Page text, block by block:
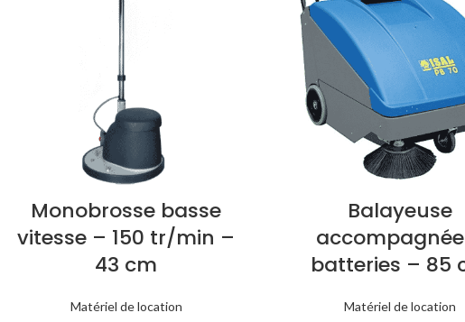
Monobrosse basse
vitesse – 150 tr/min –
43 cm
Matériel de location
Balayeuse
batteries – 85
Matériel de location